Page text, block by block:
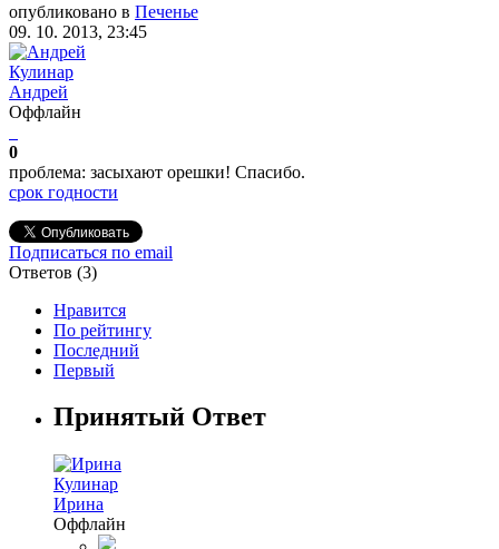
опубликовано в Печенье
09. 10. 2013, 23:45
Кулинар
Андрей
Оффлайн
0
проблема: засыхают орешки! Спасибо.
срок годности
Подписаться по email
Ответов (3)
Нравится
По рейтингу
Последний
Первый
Принятый Ответ
Кулинар
Ирина
Оффлайн